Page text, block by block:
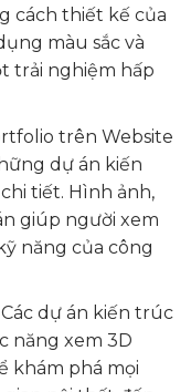
cách thiết kế của
màu sắc và
trải nghiệm hấp
trên Website
dự án kiến
tiết. Hình ảnh,
giúp người xem
năng của công
dự án kiến trúc
năng xem 3D
khám phá mọi